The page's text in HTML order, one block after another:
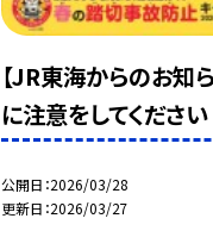
【JR東海からのお知
に注意をしてください
公開日 2026/03/28
更新日 2026/03/27